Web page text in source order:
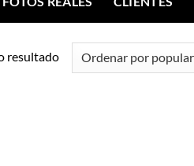
resultado